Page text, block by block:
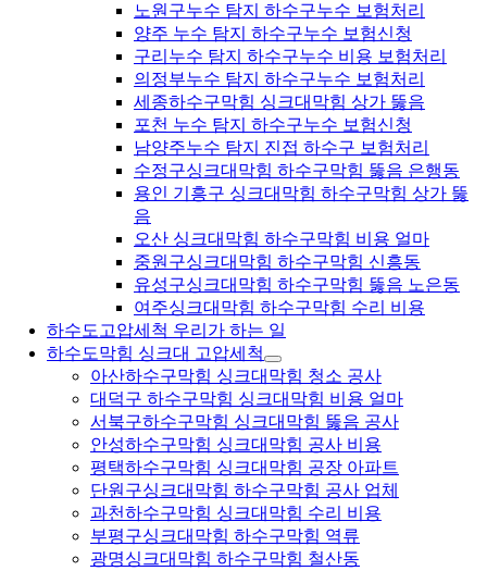
노원구누수 탐지 하수구누수 보험처리
양주 누수 탐지 하수구누수 보험신청
구리누수 탐지 하수구누수 비용 보험처리
의정부누수 탐지 하수구누수 보험처리
세종하수구막힘 싱크대막힘 상가 뚫음
포천 누수 탐지 하수구누수 보험신청
남양주누수 탐지 진접 하수구 보험처리
수정구싱크대막힘 하수구막힘 뚫음 은행동
용인 기흥구 싱크대막힘 하수구막힘 상가 뚫
음
오산 싱크대막힘 하수구막힘 비용 얼마
중원구싱크대막힘 하수구막힘 신흥동
유성구싱크대막힘 하수구막힘 뚫음 노은동
여주싱크대막힘 하수구막힘 수리 비용
하수도고압세척 우리가 하는 일
하수도막힘 싱크대 고압세척
아산하수구막힘 싱크대막힘 청소 공사
대덕구 하수구막힘 싱크대막힘 비용 얼마
서북구하수구막힘 싱크대막힘 뚫음 공사
안성하수구막힘 싱크대막힘 공사 비용
평택하수구막힘 싱크대막힘 공장 아파트
단원구싱크대막힘 하수구막힘 공사 업체
과천하수구막힘 싱크대막힘 수리 비용
부평구싱크대막힘 하수구막힘 역류
광명싱크대막힘 하수구막힘 철산동